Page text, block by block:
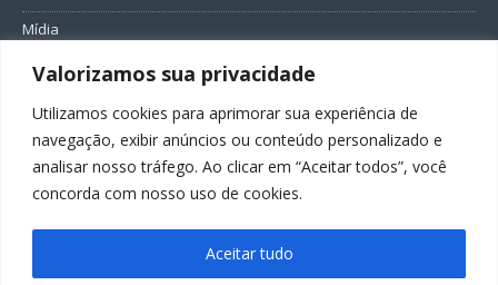
Valorizamos sua privacidade
Utilizamos cookies para aprimorar sua experiência de
navegação, exibir anúncios ou conteúdo personalizado e
analisar nosso tráfego. Ao clicar em “Aceitar todos”, você
concorda com nosso uso de cookies.
Aceitar tudo
Mídia
Entretenimento
Política